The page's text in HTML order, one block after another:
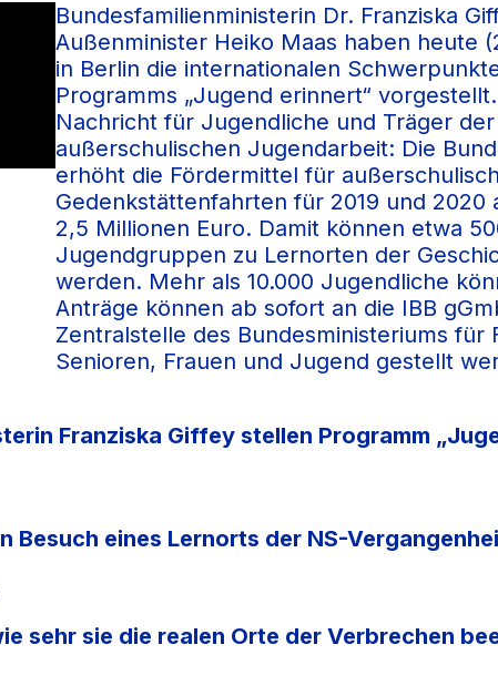
Bundesfamilienministerin Dr. Franziska
Außenminister Heiko Maas haben heute
in Berlin die internationalen
Programms „Jugend erinnert“
Nachricht für Jugendliche und Träger der
außerschulischen Jugendarbeit: Die
erhöht die Fördermittel für
Gedenkstättenfahrten für 2019 und 2020
2,5 Millionen Euro. Damit können etwa
Jugendgruppen zu Lernorten der
werden. Mehr als 10.000 Jugendliche
Anträge können ab sofort an die IBB
Zentralstelle des Bundesministeriums für
Senioren, Frauen und Jugend gestellt
Franziska Giffey stellen Programm
Besuch eines Lernorts der NS-
sehr sie die realen Orte der Verbrechen